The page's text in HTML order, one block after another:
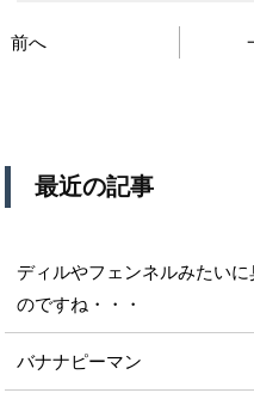
前へ
最近の記事
ディルやフェンネルみたい
のですね・・・
バナナピーマン